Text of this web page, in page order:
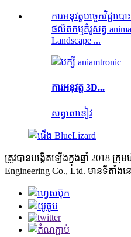
ការអនុវត្តបច្ចេកវិជ្ជា
ផលិតកម្មគំរូសត្វ
Landscape ...
ការអនុវត្ត 3D...
សត្វតោខៀវ
ត្រូវបានបង្កើតឡើងក្នុងឆ្នាំ 2018 ក្
Engineering Co., Ltd. មានទីតាំងន